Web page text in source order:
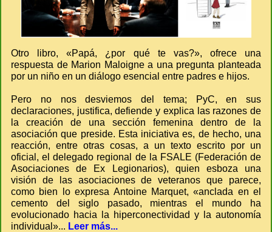
Otro libro, «Papá, ¿por qué te vas?», ofrece una
respuesta de Marion Maloigne a una pregunta planteada
por un niño en un diálogo esencial entre padres e hijos.
Pero no nos desviemos del tema; PyC, en sus
declaraciones, justifica, defiende y explica las razones de
la creación de una sección femenina dentro de la
asociación que preside. Esta iniciativa es, de hecho, una
reacción, entre otras cosas, a un texto escrito por un
oficial, el delegado regional de la FSALE (Federación de
Asociaciones de Ex Legionarios), quien esboza una
visión de las asociaciones de veteranos que parece,
como bien lo expresa Antoine Marquet, «anclada en el
cemento del siglo pasado, mientras el mundo ha
evolucionado hacia la hiperconectividad y la autonomía
individual»... Leer más...